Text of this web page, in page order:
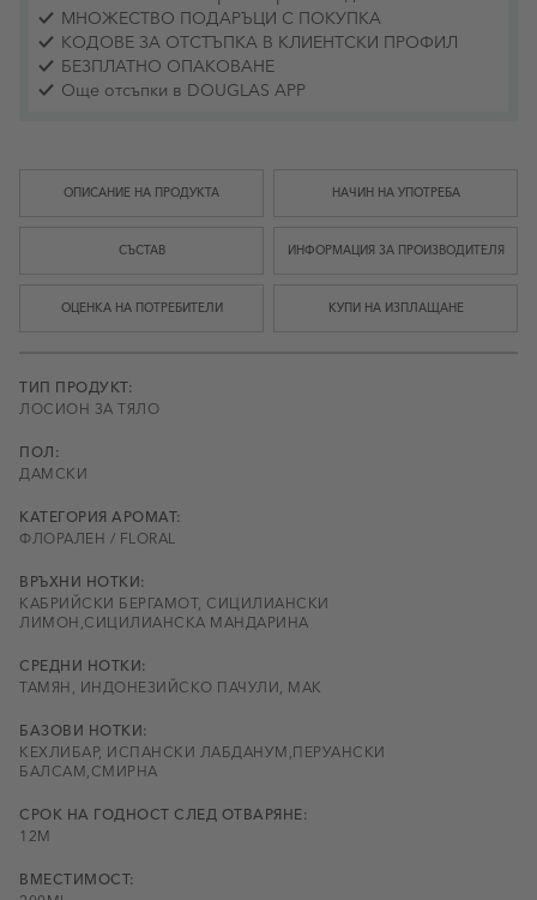
МНОЖЕСТВО ПОДАРЪЦИ С ПОКУПКА
КОДОВЕ ЗА ОТСТЪПКА В КЛИЕНТСКИ ПРОФИЛ
БЕЗПЛАТНО ОПАКОВАНЕ
Още отсъпки в DOUGLAS APP
ОПИСАНИЕ НА ПРОДУКТА НАЧИН НА УПОТРЕБА
СЪСТАВ ИНФОРМАЦИЯ ЗА ПРОИЗВОДИТЕЛЯ
ОЦЕНКА НА ПОТРЕБИТЕЛИ КУПИ НА ИЗПЛАЩАНЕ
ТИП ПРОДУКТ:
ЛОСИОН ЗА ТЯЛО
ПОЛ:
ДАМСКИ
КАТЕГОРИЯ АРОМАТ:
ФЛОРАЛЕН / FLORAL
ВРЪХНИ НОТКИ:
КАБРИЙСКИ БЕРГАМОТ, СИЦИЛИАНСКИ
ЛИМОН,СИЦИЛИАНСКА МАНДАРИНА
СРЕДНИ НОТКИ:
ТАМЯН, ИНДОНЕЗИЙСКО ПАЧУЛИ, МАК
БАЗОВИ НОТКИ:
КЕХЛИБАР, ИСПАНСКИ ЛАБДАНУМ,ПЕРУАНСКИ
БАЛСАМ,СМИРНА
СРОК НА ГОДНОСТ СЛЕД ОТВАРЯНЕ:
12М
ВМЕСТИМОСТ: